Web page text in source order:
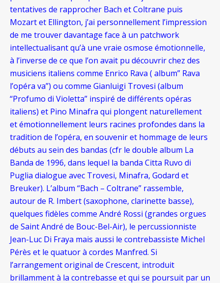
tentatives de rapprocher Bach et Coltrane puis
Mozart et Ellington, j’ai personnellement l’impression
de me trouver davantage face à un patchwork
intellectualisant qu’à une vraie osmose émotionnelle,
à l’inverse de ce que l’on avait pu découvrir chez des
musiciens italiens comme Enrico Rava ( album” Rava
l’opéra va”) ou comme Gianluigi Trovesi (album
“Profumo di Violetta” inspiré de différents opéras
italiens) et Pino Minafra qui plongent naturellement
et émotionnellement leurs racines profondes dans la
tradition de l’opéra, en souvenir et hommage de leurs
débuts au sein des bandas (cfr le double album La
Banda de 1996, dans lequel la banda Citta Ruvo di
Puglia dialogue avec Trovesi, Minafra, Godard et
Breuker). L’album “Bach – Coltrane” rassemble,
autour de R. Imbert (saxophone, clarinette basse),
quelques fidèles comme André Rossi (grandes orgues
de Saint André de Bouc-Bel-Air), le percussionniste
Jean-Luc Di Fraya mais aussi le contrebassiste Michel
Pérès et le quatuor à cordes Manfred. Si
l’arrangement original de Crescent, introduit
brillamment à la contrebasse et qui se poursuit par un